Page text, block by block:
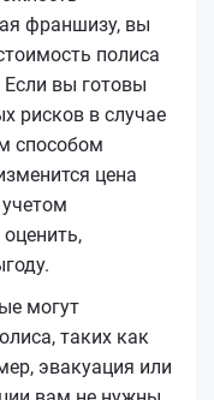
франшизу, вы
полиса
вы готовы
рисков в случае
способом
цена
могут
таких как
эвакуация или